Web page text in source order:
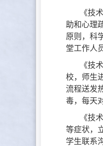
《技
助和心理
原则，科
堂工作人
《技
校，师生
流程送发
毒，每天
《技
等症状，
学生联系